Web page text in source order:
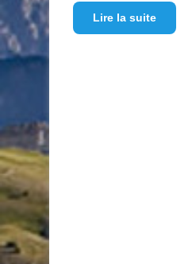
Lire la suite